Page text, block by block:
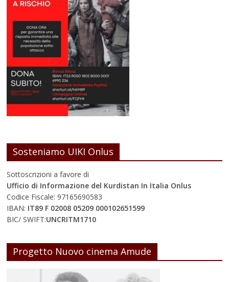
Sosteniamo UIKI Onlus
Sottoscrizioni a favore di
Ufficio di Informazione del Kurdistan In Italia Onlus
Codice Fiscale: 97165690583
IBAN: IT89 F 02008 05209 000102651599
BIC/ SWIFT:UNCRITM1710
Progetto Nuovo cinema Amude